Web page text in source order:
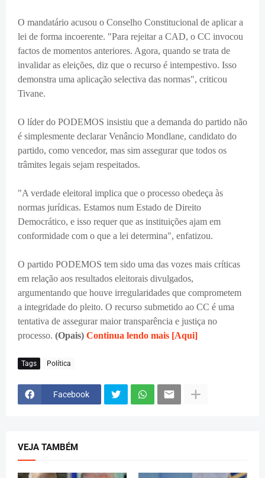
O mandatário acusou o Conselho Constitucional de aplicar a
lei de forma incoerente. "Para rejeitar a CAD, o CC invocou
factos de momentos anteriores. Agora, quando se trata de
invalidar as eleições, diz que o recurso é intempestivo. Isso
demonstra uma aplicação selectiva das normas", criticou
Tivane.
O líder do PODEMOS insistiu que a demanda do partido não
é simplesmente declarar Venâncio Mondlane, candidato do
partido, como vencedor, mas sim assegurar que todos os
trâmites legais sejam respeitados.
"A verdade eleitoral implica que o processo obedeça às
normas jurídicas. Estamos num Estado de Direito
Democrático, e isso requer que as instituições ajam em
conformidade com o que a lei determina", enfatizou.
O partido PODEMOS tem sido uma das vozes mais críticas
em relação aos resultados eleitorais divulgados,
argumentando que houve irregularidades que comprometem
a integridade do pleito. O recurso submetido ao CC é uma
tentativa de assegurar maior transparência e justiça no
processo. (Opais) Continua lendo mais [Aqui]
Tags Política
Facebook
VEJA TAMBÉM